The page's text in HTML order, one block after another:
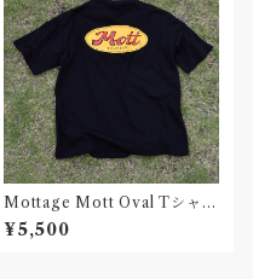
Mottage Mott Oval Tシャツ
Black Unisex
¥5,500